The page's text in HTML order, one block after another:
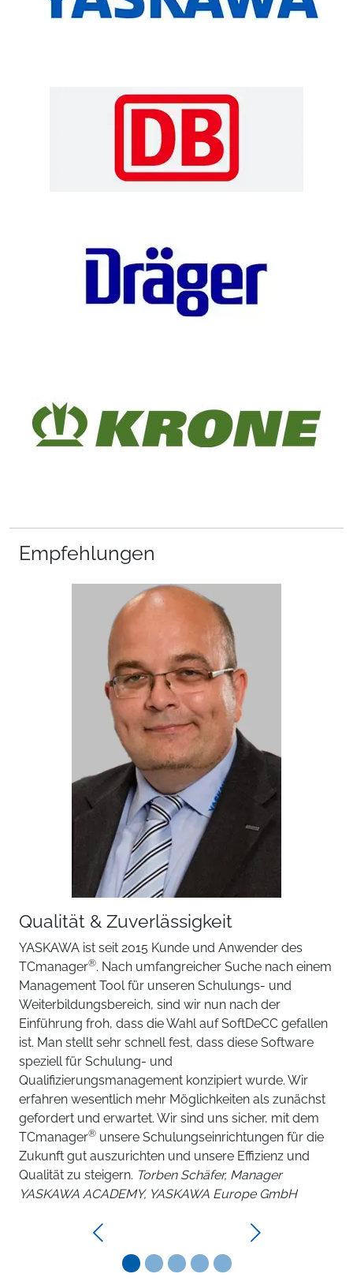
Empfehlungen
Qualität & Zuverlässigkeit
YASKAWA ist seit 2015 Kunde und Anwender des
TCmanager®. Nach umfangreicher Suche nach einem
Management Tool für unseren Schulungs- und
Weiterbildungsbereich, sind wir nun nach der
Einführung froh, dass die Wahl auf SoftDeCC gefallen
ist. Man stellt sehr schnell fest, dass diese Software
speziell für Schulung- und
Qualifizierungsmanagement konzipiert wurde. Wir
erfahren wesentlich mehr Möglichkeiten als zunächst
gefordert und erwartet. Wir sind uns sicher, mit dem
TCmanager® unsere Schulungseinrichtungen für die
Zukunft gut auszurichten und unsere Effizienz und
Qualität zu steigern. Torben Schäfer, Manager
YASKAWA ACADEMY, YASKAWA Europe GmbH
Previous